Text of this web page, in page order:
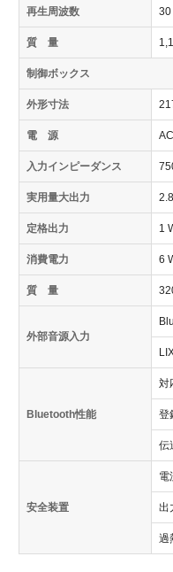
再生周波数 30
質 量
制御ボックス
外形寸法
電 源
入力インピーダンス
実用量大出力
定格出力 1
消費電力 6
質 量
外部音源入力
Bluetooth性能
対
登
伝
安全装置
電
出
過